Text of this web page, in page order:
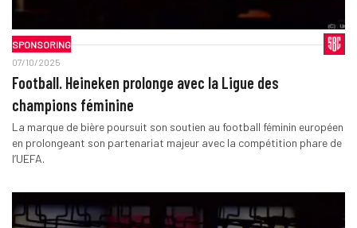
SPONSORING
07/10/2025
Football. Heineken prolonge avec la Ligue des
champions féminine
La marque de bière poursuit son soutien au football féminin européen
en prolongeant son partenariat majeur avec la compétition phare de
l’UEFA.